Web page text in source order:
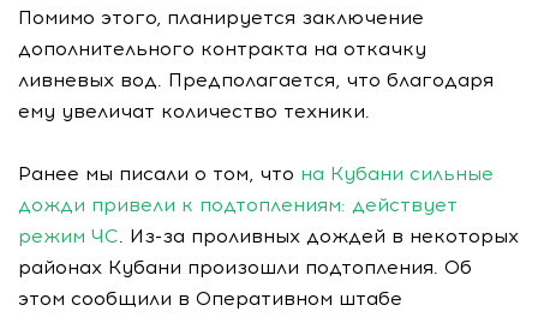
Помимо этого, планируется заключение
дополнительного контракта на откачку
ливневых вод. Предполагается, что благодаря
ему увеличат количество техники.
Ранее мы писали о том, что на Кубани сильные
дожди привели к подтоплениям: действует
режим ЧС. Из-за проливных дождей в некоторых
районах Кубани произошли подтопления. Об
этом сообщили в Оперативном штабе